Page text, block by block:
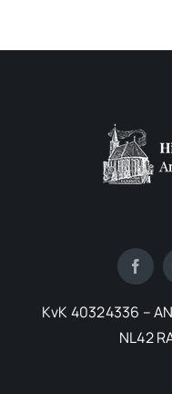
KvK 40324336 –
NL42